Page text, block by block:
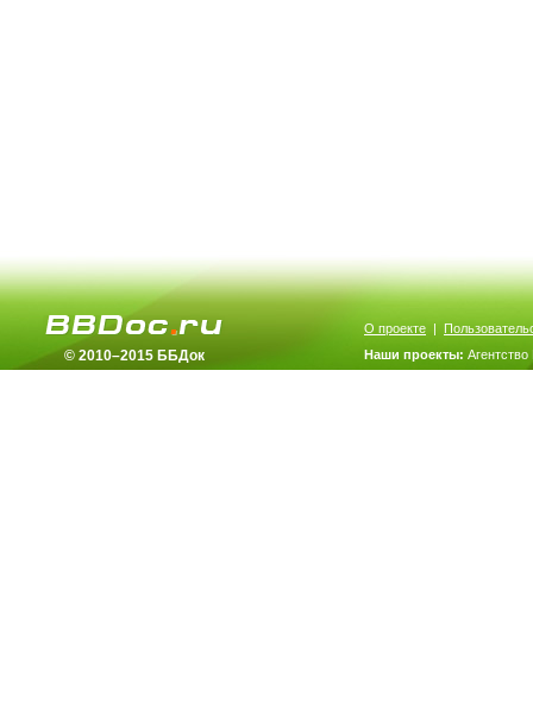
© 2010–2015 ББДок
О проекте |
Наши проекты: